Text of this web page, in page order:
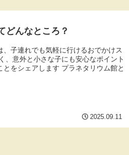
どんなところ？
子連れでも気軽に行けるおでかけス
、意外と小さな子にも安心なポイント
をシェアします プラネタリウム館と
2025.09.11